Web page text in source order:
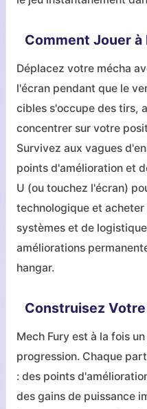
Comment Jouer à
Déplacez votre mécha
l'écran pendant que le
cibles s'occupe des tirs,
concentrer sur votre
Survivez aux vagues
points d'amélioration et
U (ou touchez l'écran)
technologique et
systèmes et de
améliorations
hangar.
Construisez
Mech Fury est à la fois
progression. Chaque
: des points
des gains de puissance